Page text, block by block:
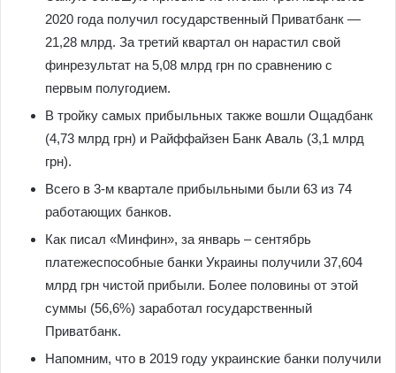
2020 года получил государственный Приватбанк —
21,28 млрд. За третий квартал он нарастил свой
финрезультат на 5,08 млрд грн по сравнению с
первым полугодием.
В тройку самых прибыльных также вошли Ощадбанк
(4,73 млрд грн) и Райффайзен Банк Аваль (3,1 млрд
грн).
Всего в 3-м квартале прибыльными были 63 из 74
работающих банков.
Как писал «Минфин», за январь – сентябрь
платежеспособные банки Украины получили 37,604
млрд грн чистой прибыли. Более половины от этой
суммы (56,6%) заработал государственный
Приватбанк.
Напомним, что в 2019 году украинские банки получили